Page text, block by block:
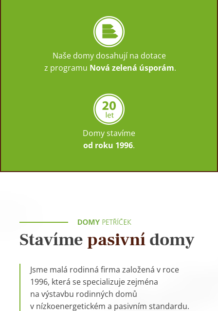
Naše domy dosahují na dotace
z programu Nová zelená úsporám.
Domy stavíme
od roku 1996.
Stavíme pasivnídomy
Jsme malá rodinná firma založená v roce
1996, která se specializuje zejména
na výstavbu rodinných domů
v nízkoenergetickém a pasivním standardu.